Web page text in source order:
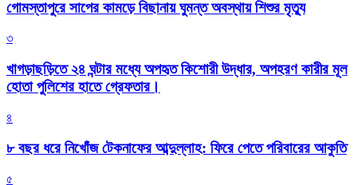
গোমস্তাপুরে সাপের কামড়ে বিছানায় ঘুমন্ত অবস্থায় শিশুর মৃত্যু
৩
খাগড়াছড়িতে ২৪ ঘন্টার মধ্যে অপহৃত কিশোরী উদ্ধার, অপহরণ কারীর মূল
হোতা পুলিশের হাতে গ্রেফতার।
৪
৮ বছর ধরে নিখোঁজ টেকনাফের আব্দুল্লাহ: ফিরে পেতে পরিবারের আকুতি
৫